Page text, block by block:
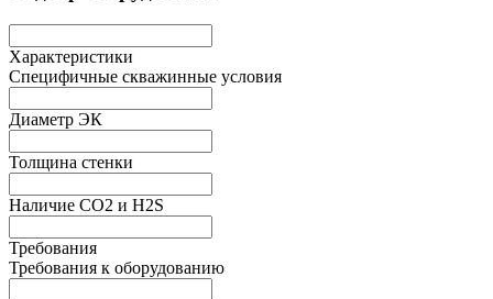
Характеристики
Специфичные скважинные условия
Диаметр ЭК
Толщина стенки
Наличие СО2 и H2S
Требования
Требования к оборудованию